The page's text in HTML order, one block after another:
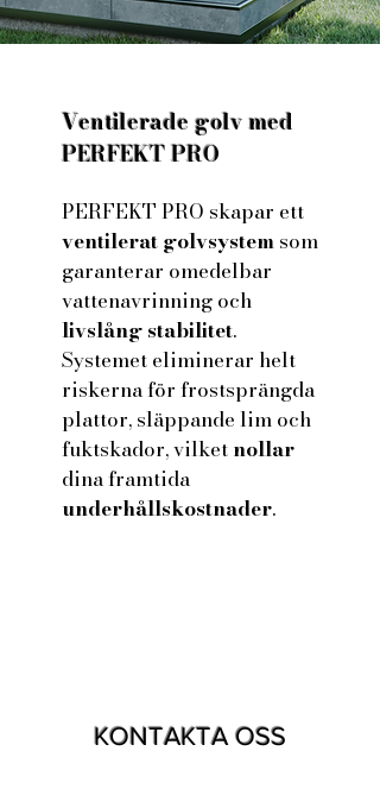
Ventilerade golv med
PERFEKT PRO
PERFEKT PRO skapar ett
ventilerat golvsystemsom
garanterar omedelbar
vattenavrinning och
livslång stabilitet.
Systemet eliminerar helt
riskerna för frostsprängda
plattor, släppande lim och
fuktskador, vilketnollar
dina framtida
underhållskostnader.
KONTAKTA OSS